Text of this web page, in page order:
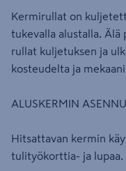
Kermirullat on
tukevalla alustalla. Älä
rullat kuljetuksen ja
kosteudelta ja
ALUSKERMIN
Hitsattavan kermin
tulityökorttia- ja lupaa.